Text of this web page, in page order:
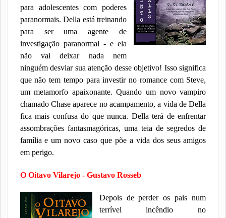
para adolescentes com poderes
paranormais. Della está treinando
para ser uma agente de
investigação paranormal - e ela
não vai deixar nada nem
ninguém desviar sua atenção desse objetivo! Isso significa
que não tem tempo para investir no romance com Steve,
um metamorfo apaixonante. Quando um novo vampiro
chamado Chase aparece no acampamento, a vida de Della
fica mais confusa do que nunca. Della terá de enfrentar
assombrações fantasmagóricas, uma teia de segredos de
família e um novo caso que põe a vida dos seus amigos
em perigo.
O Oitavo Vilarejo - Gustavo Rosseb
Depois de perder os pais num
terrível incêndio no